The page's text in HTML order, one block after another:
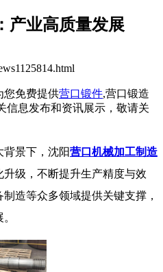
产业高质量发展
您免费提供营口锻件,营口锻造
信息发布和资讯展示，敬请关
景下，沈阳营口机械加工制造
级，不断提升生产精度与效
造等众多领域提供关键支撑，